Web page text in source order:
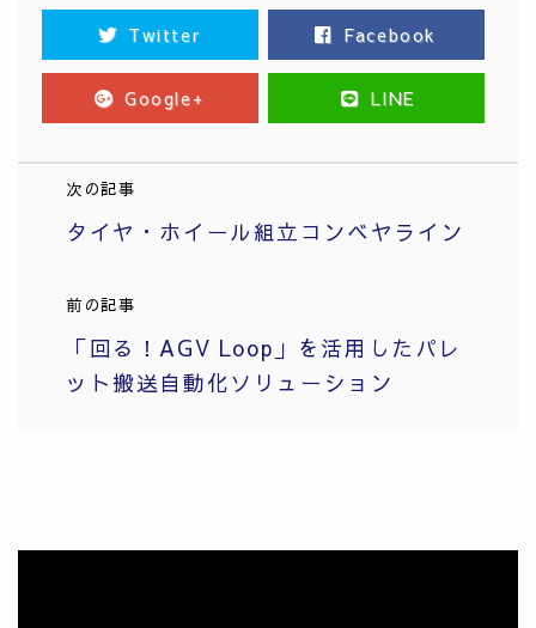
Twitter Facebook
Google+ LINE
次の記事
タイヤ・ホイール組立コンベヤライン
前の記事
「回る！AGV Loop」を活用したパレ
ット搬送自動化ソリューション